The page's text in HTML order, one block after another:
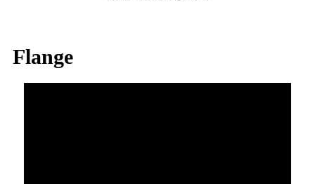
Flange